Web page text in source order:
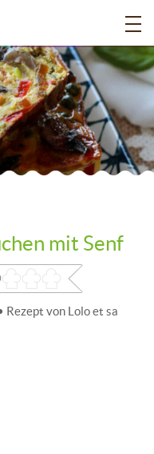
mit Senf
von Lolo et sa